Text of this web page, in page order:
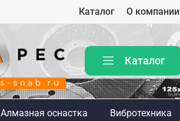
Каталог О компании
Каталог
Алмазная оснастка Вибротехника